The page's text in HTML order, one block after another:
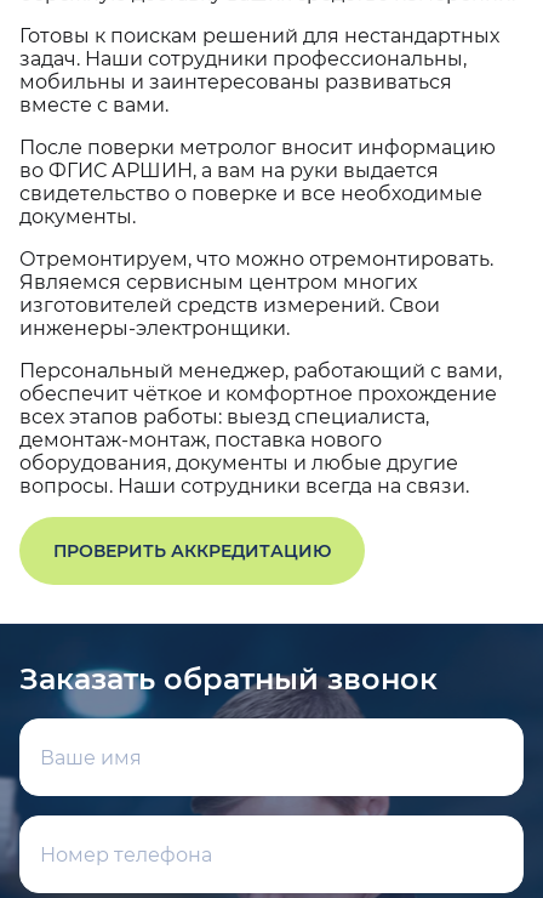
Готовы к поискам решений для нестандартных
задач. Наши сотрудники профессиональны,
мобильны и заинтересованы развиваться
вместе с вами.
После поверки метролог вносит информацию
во ФГИС АРШИН, а вам на руки выдается
свидетельство о поверке и все необходимые
документы.
Отремонтируем, что можно отремонтировать.
Являемся сервисным центром многих
изготовителей средств измерений. Свои
инженеры-электронщики.
Персональный менеджер, работающий с вами,
обеспечит чёткое и комфортное прохождение
всех этапов работы: выезд специалиста,
демонтаж-монтаж, поставка нового
оборудования, документы и любые другие
вопросы. Наши сотрудники всегда на связи.
ПРОВЕРИТЬ АККРЕДИТАЦИЮ
Заказать обратный звонок